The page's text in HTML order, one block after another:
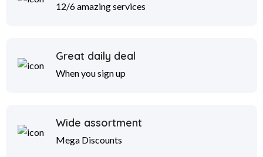
12/6 amazing services
Great daily deal
When you sign up
Wide assortment
Mega Discounts